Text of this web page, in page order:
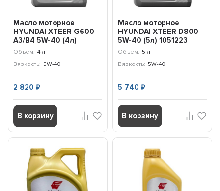
Масло моторное
HYUNDAI XTEER G600
A3/B4 5W-40 (4л)
1047002
Объем: 4 л
Вязкость: 5W-40
2 820₽
В корзину
Масло моторное
HYUNDAI XTEER D800
5W-40 (5л) 1051223
Объем: 5 л
Вязкость: 5W-40
5 740 ₽
В корзину